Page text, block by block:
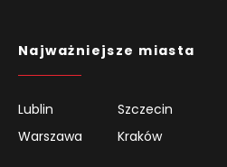
Najważniejsze miasta
Lublin
Szczecin
Warszawa
Kraków